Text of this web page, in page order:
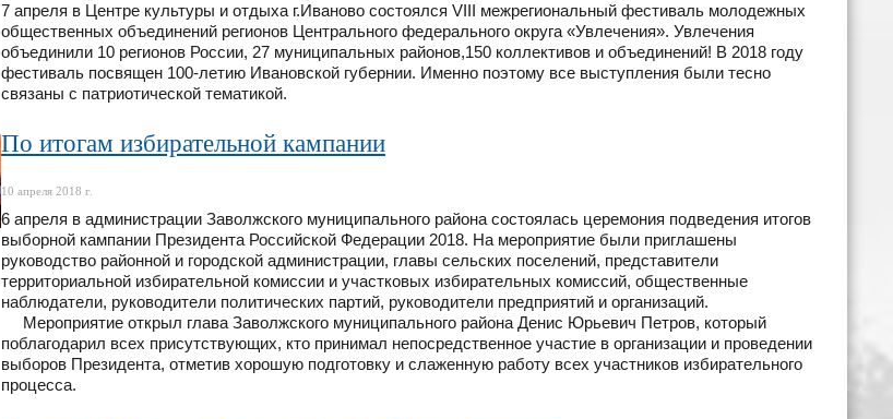
7 апреля в Центре культуры и отдыха г.Иваново состоялся VIII межрегиональный фестиваль молодежных
общественных объединений регионов Центрального федерального округа «Увлечения». Увлечения
объединили 10 регионов России, 27 муниципальных районов,150 коллективов и объединений! В 2018 году
фестиваль посвящен 100-летию Ивановской губернии. Именно поэтому все выступления были тесно
связаны с патриотической тематикой.
По итогам избирательной кампании
10 апреля 2018 г.
6 апреля в администрации Заволжского муниципального района состоялась церемония подведения итогов
выборной кампании Президента Российской Федерации 2018. На мероприятие были приглашены
руководство районной и городской администрации, главы сельских поселений, представители
территориальной избирательной комиссии и участковых избирательных комиссий, общественные
наблюдатели, руководители политических партий, руководители предприятий и организаций.
Мероприятие открыл глава Заволжского муниципального района Денис Юрьевич Петров, который
поблагодарил всех присутствующих, кто принимал непосредственное участие в организации и проведении
выборов Президента, отметив хорошую подготовку и слаженную работу всех участников избирательного
процесса.